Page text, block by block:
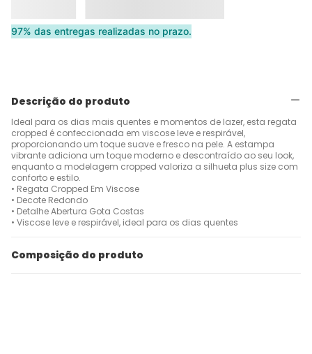
97% das entregas realizadas no prazo.
Descrição do produto
Ideal para os dias mais quentes e momentos de lazer, esta regata
cropped é confeccionada em viscose leve e respirável,
proporcionando um toque suave e fresco na pele. A estampa
vibrante adiciona um toque moderno e descontraído ao seu look,
enquanto a modelagem cropped valoriza a silhueta plus size com
conforto e estilo.
• Regata Cropped Em Viscose
• Decote Redondo
• Detalhe Abertura Gota Costas
• Viscose leve e respirável, ideal para os dias quentes
Composição do produto